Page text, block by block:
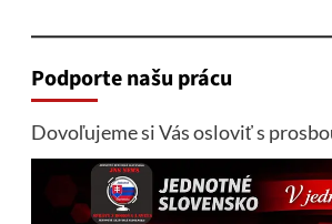
Podporte našu prácu
Dovoľujeme si Vás osloviť s